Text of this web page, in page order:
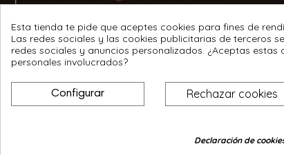
Carmen Santiso 1 entreplanta A, 15840
Santa Comba
639 342 985
Licores
Estuches
Esta tienda te pide que aceptes cookies para fines de
Las redes sociales y las cookies publicitarias de terceros
redes sociales y anuncios personalizados. ¿Aceptas
personales involucrados?
Rechazar cookies
Configurar
Declaración de